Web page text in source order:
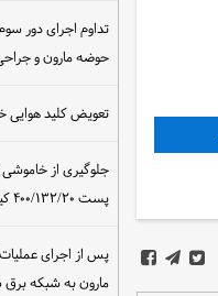
تداوم اجرای دور
حوضه مارون و
تعویض کلید هوایی
جلوگیری از
پست ۴۰۰/۱۳۲/۲۰ کیلوولت نیروگاه مسجدسلیمان
مارون به شبکه